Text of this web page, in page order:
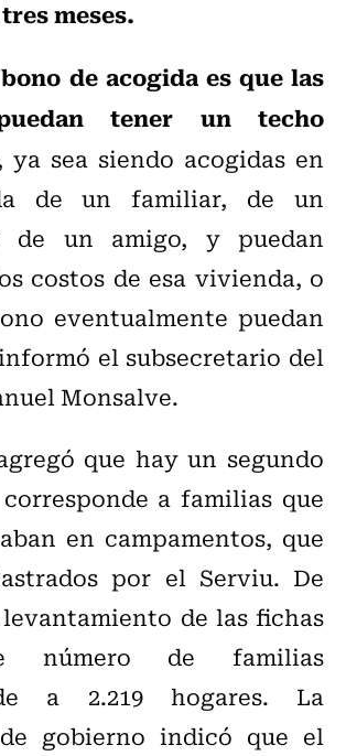
tres meses.
de acogida es que las
tener un techo
ya sea siendo acogidas en
de un familiar, de un
de un amigo, y puedan
costos de esa vivienda, o
eventualmente puedan
el subsecretario del
Monsalve.
que hay un segundo
a familias que
en campamentos, que
por el Serviu. De
de las fichas
número de familias
a 2.219 hogares. La
gobierno indicó que el